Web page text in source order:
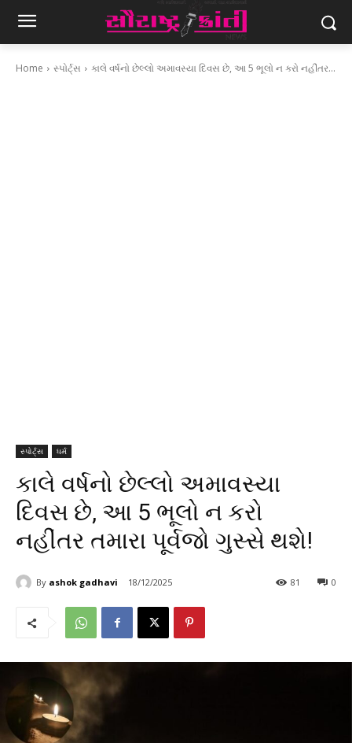
Home સ્પોર્ટ્સ કાલે વર્ષનો છેલ્લો અમાવસ્યા દિવસ છે, આ 5 ભૂલો ન કરો નહીંતર...
સ્પોર્ટ્સ ધર્મ
કાલે વર્ષનો છેલ્લો અમાવસ્યા
દિવસ છે, આ 5 ભૂલો ન કરો
નહીંતર તમારા પૂર્વજો ગુસ્સે થશે!
By ashok gadhavi 18/12/2025 0
81